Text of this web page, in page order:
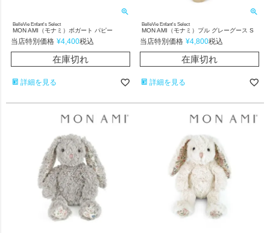
BelleVie Enfant's Select
MON AMI（モナミ）ボガート パピー
当店特別価格 ¥4,400税込
在庫切れ
詳細を見る
BelleVie Enfant's Select
MON AMI（モナミ）プル グレーグース S
当店特別価格 ¥4,800税込
在庫切れ
詳細を見る